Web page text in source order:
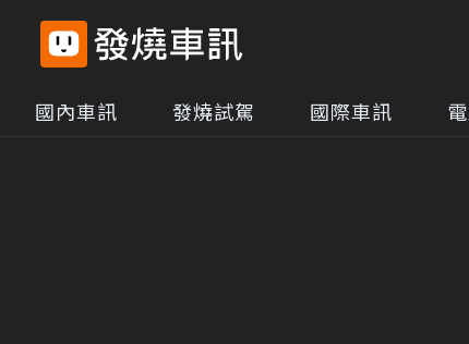
國內車訊 發燒試駕 國際車訊